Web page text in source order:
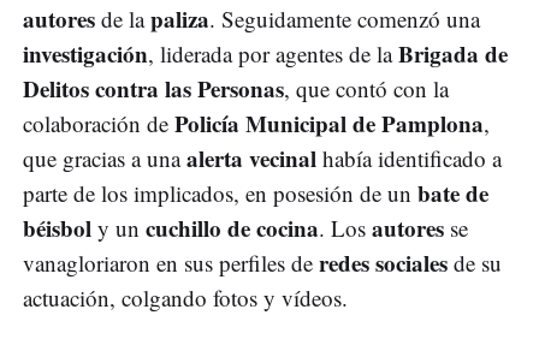
autores de lapaliza. Seguidamente comenzó una
investigación, liderada por agentes de laBrigada de
Delitos contra las Personas, que contó con la
colaboración de Policía Municipal de Pamplona,
que gracias a unaalerta vecinal había identificado a
parte de los implicados, en posesión de un bate de
béisbol y un cuchillo de cocina. Los autores se
vanagloriaron en sus perfiles de redes sociales de su
actuación, colgando fotos y vídeos.